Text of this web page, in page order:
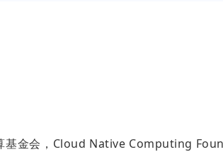
基金会，Cloud Native Computing